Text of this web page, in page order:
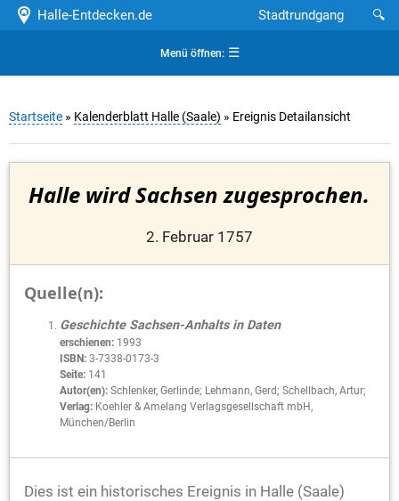
Halle-Entdecken.de 🔍
Stadtrundgang
Menü öffnen:☰
Startseite » Kalenderblatt Halle (Saale) » Ereignis Detailansicht
Halle wird Sachsen zugesprochen.
2. Februar 1757
Quelle(n):
Geschichte Sachsen-Anhalts in Daten
erschienen: 1993
ISBN: 3-7338-0173-3
Seite: 141
Autor(en): Schlenker, Gerlinde; Lehmann, Gerd; Schellbach, Artur;
Verlag: Koehler & Amelang Verlagsgesellschaft mbH,
München/Berlin
Dies ist ein historisches Ereignis in Halle (Saale)